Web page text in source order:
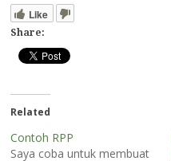
Like
Share:
Related
Contoh RPP
Saya coba untuk membuat